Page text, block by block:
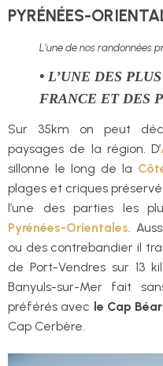
PYRÉNÉES-
L’une de nos randonnées
• L’UNE DES
FRANCE ET DES
Sur 35km on peut
paysages de la région. D’
sillonne le long de la
plages et criques
l’une des parties les
Pyrénées-Orientales .
ou des contrebandier il
de Port-Vendres sur 13
Banyuls-sur-Mer fait
préférés avec le Cap Béar
Cap Cerbère.